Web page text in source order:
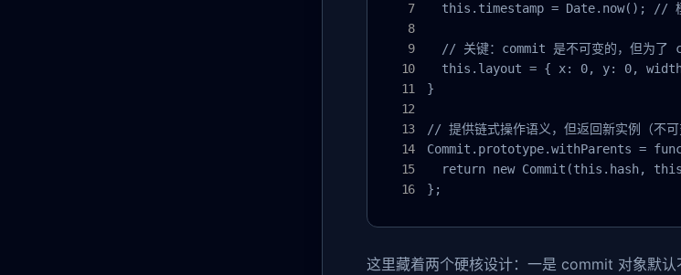
this.timestamp = Date.now(); //
// 关键：commit 是不可变的，但为了
this.layout = { x: 0, y: 0,
}
// 提供链式操作语义，但返回新实例（不可
Commit.prototype.withParents =
return new Commit(this.hash,
};
这里藏着两个硬核设计：一是 commit 对象默认